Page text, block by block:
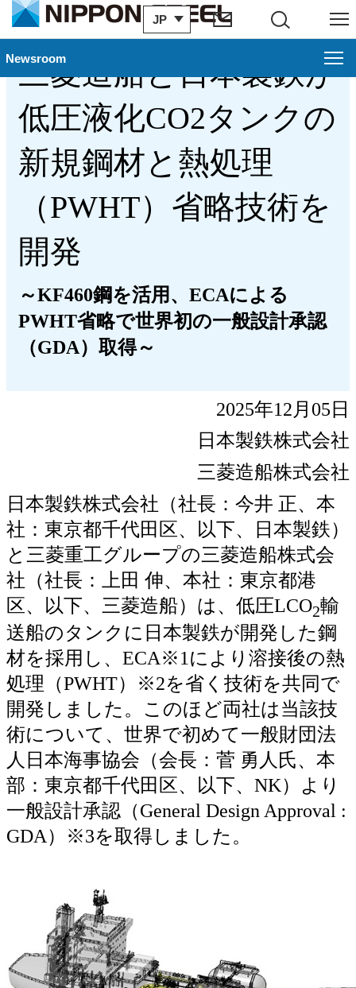
JP
サイト内検索 メニュー
Newsroom
製品・技術 サステナビリティ
三菱造船と日本製鉄が
低圧液化CO2タンクの
新規鋼材と熱処理
（PWHT）省略技術を
開発
～KF460鋼を活用、ECAによる
PWHT省略で世界初の一般設計承認
（GDA）取得～
2025年12月05日
日本製鉄株式会社
三菱造船株式会社
日本製鉄株式会社（社長：今井 正、本
社：東京都千代田区、以下、日本製鉄）
と三菱重工グループの三菱造船株式会
社（社長：上田 伸、本社：東京都港
区、以下、三菱造船）は、低圧LCO2輸
送船のタンクに日本製鉄が開発した鋼
材を採用し、ECA※1により溶接後の熱
処理（PWHT）※2を省く技術を共同で
開発しました。このほど両社は当該技
術について、世界で初めて一般財団法
人日本海事協会（会長：菅 勇人氏、本
部：東京都千代田区、以下、NK）より
一般設計承認（General Design Approval :
GDA）※3を取得しました。